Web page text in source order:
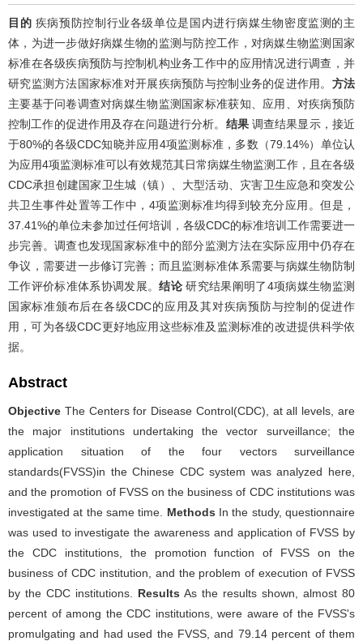
目的 疾病预防控制行业各级单位是国内进行病媒生物密度监测的主
体，为进一步做好病媒生物的监测与防控工作，对病媒生物监测国家
标准在各级疾病预防与控制机构业务工作中的应用情况进行调查，并
研究监测方法国家标准对开展疾病预防与控制业务的促进作用。 方法
主要基于问卷调查对病媒生物监测国家标准获知、应用、对疾病预防
控制工作的促进作用及存在问题进行分析。 结果调查结果显示，接近
于80%的各级CDC知晓并应用4项监测标准，多数（79.14%）单位认
为应用4项监测标准可以有效规范其日常病媒生物监测工作，且在各级
CDC承担创建国家卫生城（镇）、大型活动、灾害卫生应急和突发公
共卫生事件处置等工作中，4项监测标准均得到较充分应用。但是，
37.41%的单位未参加过任何培训，各级CDC的标准培训工作需要进一
步完善。调查也发现国家标准中的部分监测方法在实际应用中仍存在
争议，需要进一步修订完善；而且监测标准体系需要与病媒生物防制
工作评价标准体系协调发展。结论 研究结果阐明了4项病媒生物监测
国家标准颁布后在各级CDC的应用及其对疾病预防与控制的促进作
用，可为各级CDC更好地应用这些标准及监测标准的改进提供科学依
据。
Abstract
Objective The Centers for Disease Control(CDC), at all levels, are
the major institutions undertaking the vector surveillance; the
application situation of the four vectors surveillance
standards(FVSS)in the Chinese CDC system was analyzed here,
and the promotion of FVSS on the business of CDC institutions was
investigated at the same time. Methods In the study, questionnaire
was used to investigate the awareness and application of FVSS by
the CDC institutions, the promotion function of FVSS on the
business of CDC institution, and the problem of execution of FVSS
by the CDC institutions. Results As the results shown, almost 80
percent of among the CDC institutions, were aware of the FVSS's
promulgating and had used the FVSS, and 79.14 percent of them